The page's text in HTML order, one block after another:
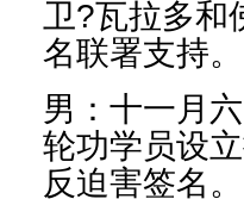
卫?瓦拉多和
名联署支持。
男：十一月
轮功学员设
反迫害签名